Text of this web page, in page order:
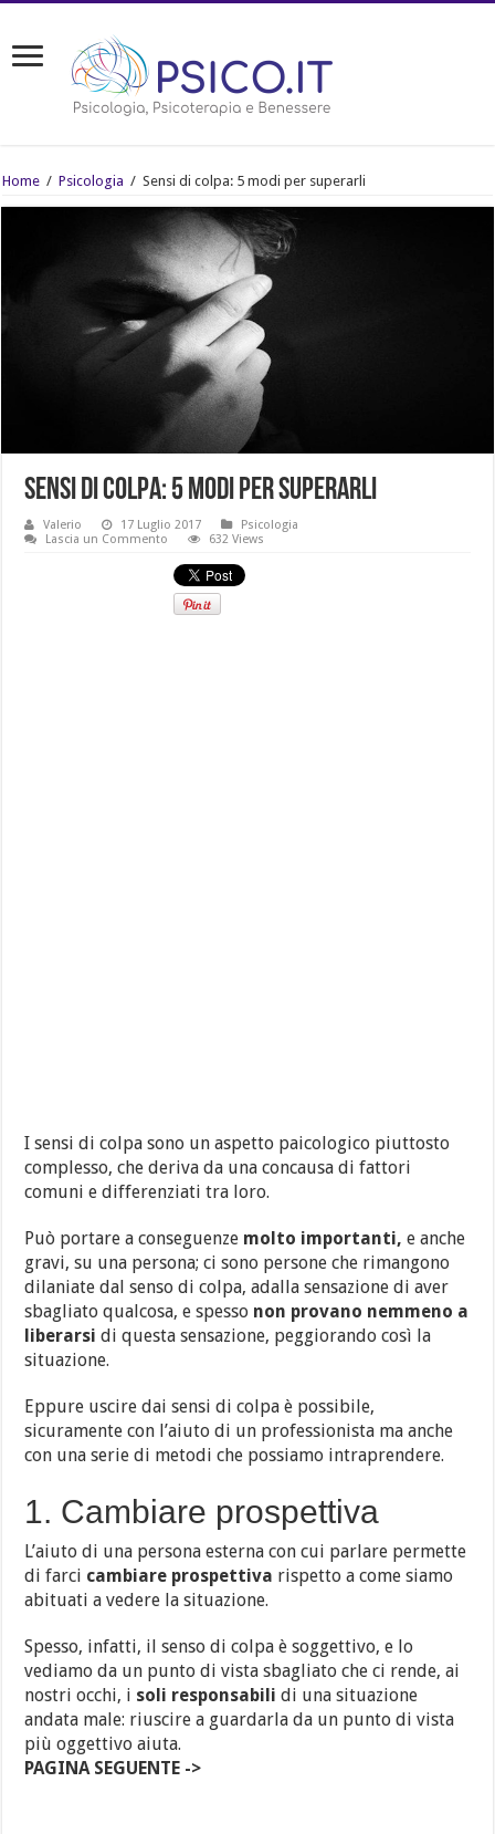
Home / Psicologia / Sensi di colpa: 5 modi per superarli
Sensi di colpa: 5 modi per superarli
Valerio 17 Luglio 2017
Psicologia
Lascia un Commento
632 Views
I sensi di colpa sono un aspetto paicologico piuttosto
complesso, che deriva da una concausa di fattori
comuni e differenziati tra loro.
Può portare a conseguenze molto importanti,e anche
gravi, su una persona; ci sono persone che rimangono
dilaniate dal senso di colpa, adalla sensazione di aver
sbagliato qualcosa, e spesso non provano nemmeno a
liberarsidi questa sensazione, peggiorando così la
situazione.
Eppure uscire dai sensi di colpa è possibile,
sicuramente con l’aiuto di un professionista ma anche
con una serie di metodi che possiamo intraprendere.
1. Cambiare prospettiva
L’aiuto di una persona esterna con cui parlare permette
di farci cambiare prospettiva rispetto a come siamo
abituati a vedere la situazione.
Spesso, infatti, il senso di colpa è soggettivo, e lo
vediamo da un punto di vista sbagliato che ci rende, ai
nostri occhi, i soli responsabilidi una situazione
andata male: riuscire a guardarla da un punto di vista
più oggettivo aiuta.
PAGINA SEGUENTE ->